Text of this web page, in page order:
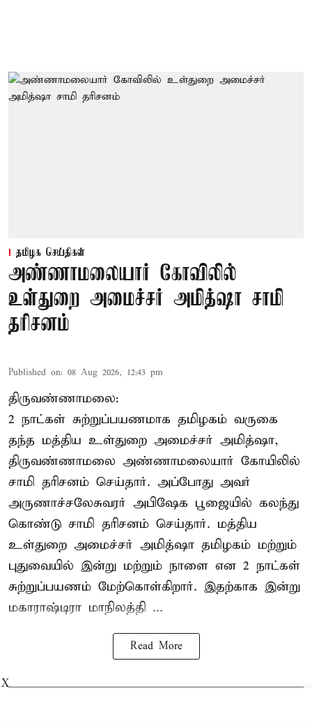
தமிழக செய்திகள்
அண்ணாமலையார் கோவிலில்
உள்துறை அமைச்சர் அமித்ஷா சாமி
தரிசனம்
Published on: 08 Aug 2026, 12:43 pm
திருவண்ணாமலை:
2 நாட்கள் சுற்றுப்பயணமாக தமிழகம் வருகை
தந்த மத்திய உள்துறை அமைச்சர் அமித்ஷா,
திருவண்ணாமலை அண்ணாமலையார் கோயிலில்
சாமி தரிசனம் செய்தார். அப்போது அவர்
அருணாச்சலேசுவரர் அபிஷேக பூஜையில் கலந்து
கொண்டு சாமி தரிசனம் செய்தார். மத்திய
உள்துறை அமைச்சர் அமித்ஷா தமிழகம் மற்றும்
புதுவையில் இன்று மற்றும் நாளை என 2 நாட்கள்
சுற்றுப்பயணம் மேற்கொள்கிறார். இதற்காக இன்று
மகாராஷ்டிரா மாநிலத்தி ...
Read More
X